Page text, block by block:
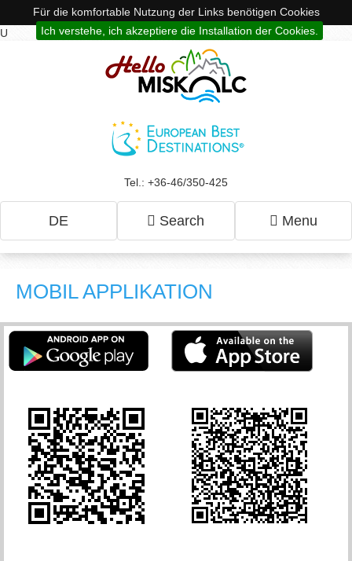
Für die komfortable Nutzung der Links benötigen Cookies
Ich verstehe, ich akzeptiere die Installation der Cookies.
U
Tel.: +36-46/350-425
DE Search Menu
MOBIL APPLIKATION